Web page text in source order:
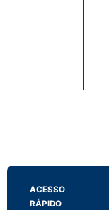
ACESSO
RÁPIDO